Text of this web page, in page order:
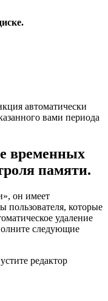
автоматически
вами периода
временных
памяти.
он имеет
пользователя, которые
удаление
следующие
редактор